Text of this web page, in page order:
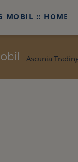
MOBIL :: HOME
buchen
Ascunia